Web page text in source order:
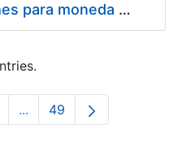
Suministro de estuches para moneda de 30 €
...Intermediate Pages Use
Page
49